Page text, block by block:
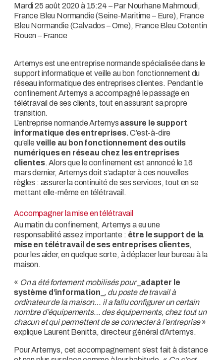
Mardi 25 août 2020 à 15:24 – Par Nourhane Mahmoudi,
France Bleu Normandie (Seine-Maritime – Eure), France
Bleu Normandie (Calvados – Orne), France Bleu Cotentin
Rouen – France
Artemys est une entreprise normande spécialisée dans le
support informatique et veille au bon fonctionnement du
réseau informatique des entreprises clientes. Pendant le
confinement Artemys a accompagné le passage en
télétravail de ses clients, tout en assurant sa propre
transition.
L’entreprise normande Artemys assure le support
informatique des entreprises.C’est-à-dire
qu’elle veille au bon fonctionnement des outils
numériques en réseau chez les entreprises
clientes. Alors que le confinement est annoncé le 16
mars dernier, Artemys doit s’adapter à ces nouvelles
règles : assurer la continuité de ses services, tout en se
mettant elle-même en télétravail.
Accompagner la mise en télétravail
Au matin du confinement, Artemys a eu une
responsabilité assez importante : être le support de la
mise en télétravail de ses entreprises clientes,
pour les aider, en quelque sorte, à déplacer leur bureau à la
maison.
« On a été fortement mobilisés pour_ adapter le
système d’information , du poste de travail à
ordinateur de la maison… il a fallu configurer un certain
nombre d’équipements… des équipements, chez tout un
chacun et qui permettent de se connecter à l’entreprise»
explique Laurent Benitta, directeur général d’Artemys.
Pour Artemys, cet accompagnement s’est fait à distance